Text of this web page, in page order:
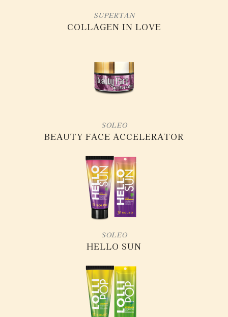
SUPERTAN
COLLAGEN IN LOVE
SOLEO
BEAUTY FACE ACCELERATOR
SOLEO
HELLO SUN